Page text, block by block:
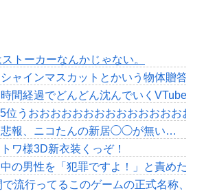
トーカーなんかじゃない。
シャインマスカットとかいう物体贈答
時間経過でどんどん沈んでいくVTuber
位うおおおおおおおおおおおおおおおお
悲報、ニコたんの新居◯◯が無い…
ワ様3D新衣装くっぞ！
中の男性を「犯罪ですよ！」と責めた
で流行ってるこのゲームの正式名称、